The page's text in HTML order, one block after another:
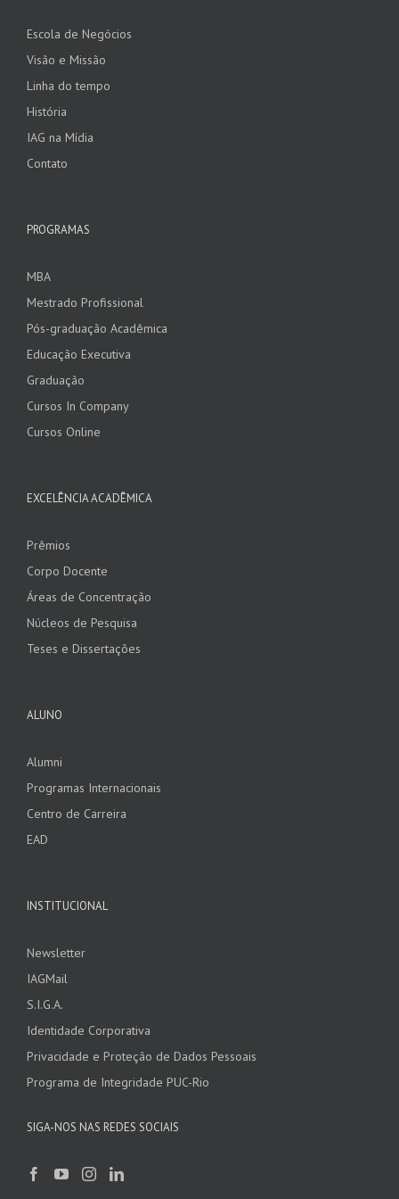
Escola de Negócios
Visão e Missão
Linha do tempo
História
IAG na Mídia
Contato
PROGRAMAS
MBA
Mestrado Profissional
Pós-graduação Acadêmica
Educação Executiva
Graduação
Cursos In Company
Cursos Online
EXCELÊNCIA ACADÊMICA
Prêmios
Corpo Docente
Áreas de Concentração
Núcleos de Pesquisa
Teses e Dissertações
ALUNO
Alumni
Programas Internacionais
Centro de Carreira
EAD
INSTITUCIONAL
Newsletter
IAGMail
S.I.G.A.
Identidade Corporativa
Privacidade e Proteção de Dados Pessoais
Programa de Integridade PUC-Rio
SIGA-NOS NAS REDES SOCIAIS